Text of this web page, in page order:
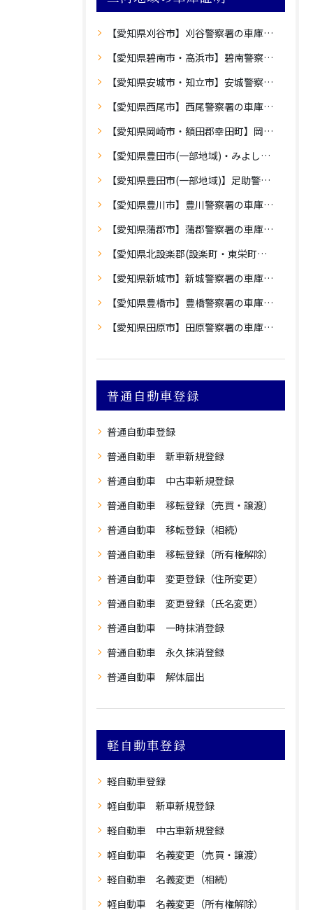
【愛知県刈谷市】刈谷警察署の車庫証明
【愛知県碧南市・高浜市】碧南警察署の車庫証明
【愛知県安城市・知立市】安城警察署の車庫証明
【愛知県西尾市】西尾警察署の車庫証明
【愛知県岡崎市・額田郡幸田町】岡崎警察署の車庫証明
【愛知県豊田市(一部地域)・みよし市】豊田警察署の車庫証明
【愛知県豊田市(一部地域)】足助警察署の車庫証明
【愛知県豊川市】豊川警察署の車庫証明
【愛知県蒲郡市】蒲郡警察署の車庫証明
【愛知県北設楽郡(設楽町・東栄町・豊根村)】設楽警察署の車庫証明
【愛知県新城市】新城警察署の車庫証明
【愛知県豊橋市】豊橋警察署の車庫証明
【愛知県田原市】田原警察署の車庫証明
普通自動車登録
普通自動車登録
普通自動車 新車新規登録
普通自動車 中古車新規登録
普通自動車 移転登録（売買・譲渡）
普通自動車 移転登録（相続）
普通自動車 移転登録（所有権解除）
普通自動車 変更登録（住所変更）
普通自動車 変更登録（氏名変更）
普通自動車 一時抹消登録
普通自動車 永久抹消登録
普通自動車 解体届出
軽自動車登録
軽自動車登録
軽自動車 新車新規登録
軽自動車 中古車新規登録
軽自動車 名義変更（売買・譲渡）
軽自動車 名義変更（相続）
軽自動車 名義変更（所有権解除）